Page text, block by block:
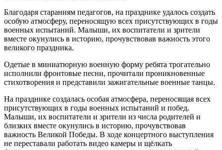
Благодаря стараниям педагогов, на празднике удалось создать
особую атмосферу, переносящую всех присутствующих в годы
военных испытаний. Малыши, их воспитатели и зрители
вместе окунулись в историю, прочувствовав важность этого
великого праздника.
Одетые в миниатюрную военную форму ребята трогательно
исполнили фронтовые песни, прочитали проникновенные
стихотворения и представили зажигательные военные танцы.
На празднике создалась особая атмосфера, переносящая всех
присутствующих в годы военных испытаний и побед.
Малыши, их воспитатели и зрители из числа родителей и
близких вместе окунулись в историю, прочувствовав
важность Великой Победы. В ходе концертного выступления
не переставали работать видео камеры и щёлкать